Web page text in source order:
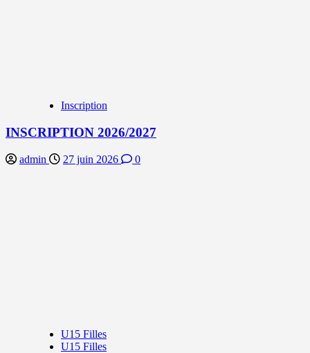
Inscription
INSCRIPTION 2026/2027
admin 27 juin 2026 0
U15 Filles
U15 Filles